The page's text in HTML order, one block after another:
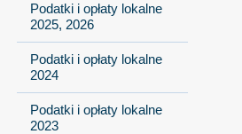
Podatki i opłaty lokalne
2025, 2026
Podatki i opłaty lokalne
2024
Podatki i opłaty lokalne
2023